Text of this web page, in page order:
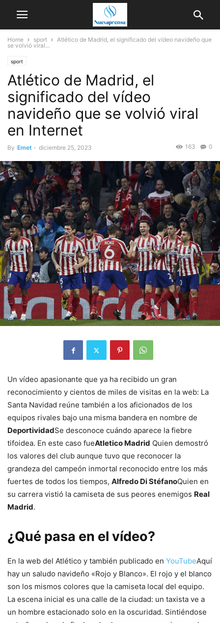
Home sport
Atlético de Madrid, el significado del vídeo navideño que
se volvió viral...
sport
Atlético de Madrid, el
significado del vídeo
navideño que se volvió viral
en Internet
By Emet - diciembre 25, 2023 0
163
Un vídeo apasionante que ya ha recibido un gran
reconocimiento y cientos de miles de visitas en la web: La
Santa Navidad reúne también a los aficionados de los
equipos rivales bajo una misma bandera en nombre de
DeportividadSe desconoce cuándo aparece la fiebre
tifoidea. En este caso fueAtletico Madrid Quien demostró
los valores del club aunque tuvo que reconocer la
grandeza del campeón inmortal reconocido entre los más
fuertes de todos los tiempos, Alfredo Di StéfanoQuien en
su carrera vistió la camiseta de sus peores enemigos Real
Madrid.
¿Qué pasa en el vídeo?
En la web del Atlético y también publicado en YouTubeAquí
hay un saludo navideño «Rojo y Blanco». El rojo y el blanco
son los mismos colores que la camiseta local del equipo.
La escena inicial es una calle de la ciudad: un taxista ve a
un hombre estacionado solo en la oscuridad. Sintiéndose